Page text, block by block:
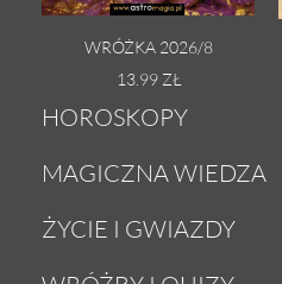
WRÓŻKA 2026/8
13.99 ZŁ
HOROSKOPY
Dzienny
Tygodniowy
MAGICZNA WIEDZA
Zodiak
Astrologia
ŻYCIE I GWIAZDY